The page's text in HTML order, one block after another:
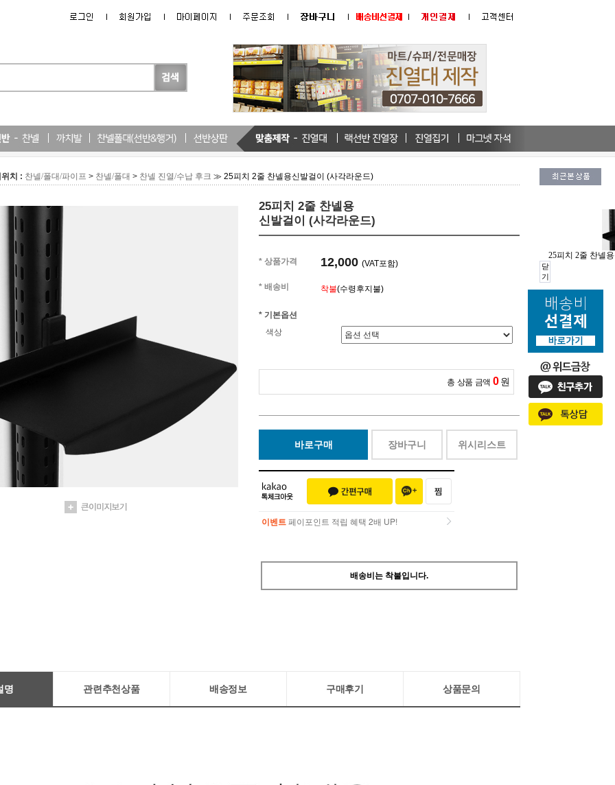
25피치 2줄 찬넬
닫
기
치 : 찬넬/폴대/파이프 > 찬넬/폴대 > 찬넬 진열/수납 후크 ≫ 25피치 2줄 찬넬용신발걸이 (사각라운드)
25피치 2줄 찬넬용
신발걸이 (사각라운드)
* 상품가격 12,000 (VAT포함)
* 배송비 착불(수령후지불)
* 기본옵션
색상
총 상품 금액 0 원
바로구매 장바구니 위시리스트
이벤트 페이포인트 적립 혜택 2배 UP!
배송비는 착불입니다.
명 관련추천상품 배송정보 구매후기 상품문의